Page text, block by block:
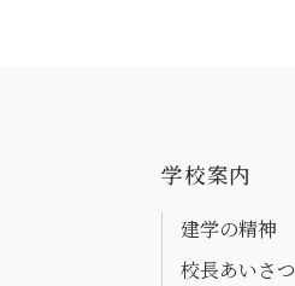
学校案内
建学の精神
校長あいさつ